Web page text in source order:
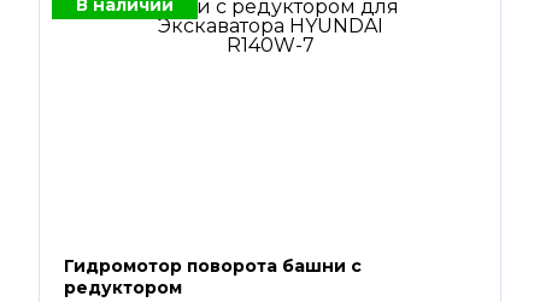
В наличии
Гидромотор поворота башни с
редуктором